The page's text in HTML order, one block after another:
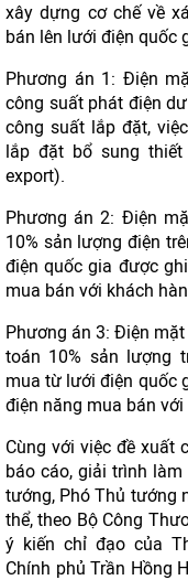
xây dựng cơ chế về
bán lên lưới điện quốc
Phương án 1: Điện
công suất phát điện
công suất lắp đặt,
lắp đặt bổ sung
export).
Phương án 2: Điện
10% sản lượng điện
điện quốc gia được
mua bán với khách
Phương án 3: Điện
toán 10% sản lượng
mua từ lưới điện quốc
điện năng mua bán với
Cùng với việc đề xuất
báo cáo, giải trình làm
tướng, Phó Thủ tướng
thể, theo Bộ Công
ý kiến chỉ đạo của
Chính phủ Trần Hồng